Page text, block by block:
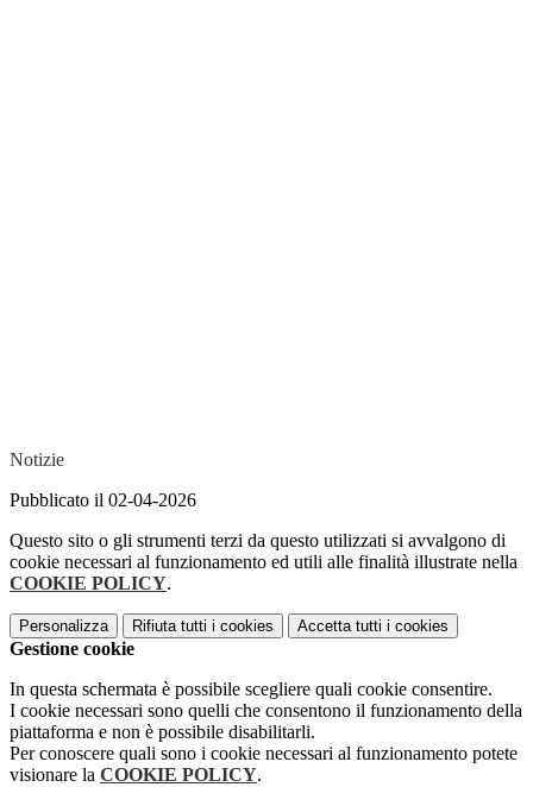
Notizie
Pubblicato il 02-04-2026
Questo sito o gli strumenti terzi da questo utilizzati si avvalgono di
cookie necessari al funzionamento ed utili alle finalità illustrate nella
COOKIE POLICY.
Personalizza Rifiuta tutti i cookies Accetta tutti i cookies
Gestione cookie
In questa schermata è possibile scegliere quali cookie consentire.
I cookie necessari sono quelli che consentono il funzionamento della
piattaforma e non è possibile disabilitarli.
Per conoscere quali sono i cookie necessari al funzionamento potete
visionare la COOKIE POLICY.